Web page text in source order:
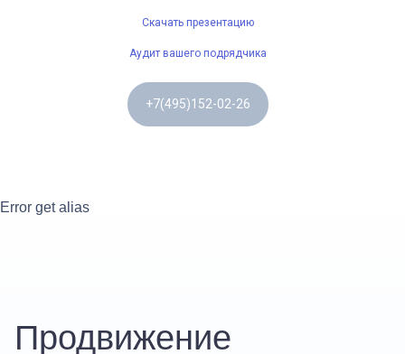
Скачать презентацию
Аудит вашего подрядчика
+7(495)152-02-26
Error get alias
Продвижение